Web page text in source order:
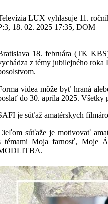
LUX vyhlasuje 11.
18. 02. 2025 17:35, DOM
18. februára (TK
z témy jubilejného
videa môže byť hraná
do 30. apríla 2025. Všetky
je súťaž amatérskych
súťaže je motivovať
témami Moja farnosť,